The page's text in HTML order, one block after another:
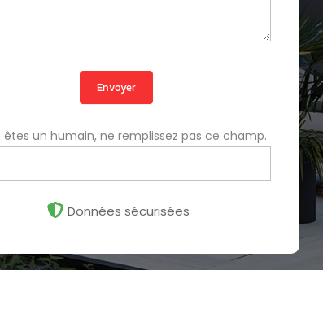
Envoyer
êtes un humain, ne remplissez pas ce champ.
Données sécurisées